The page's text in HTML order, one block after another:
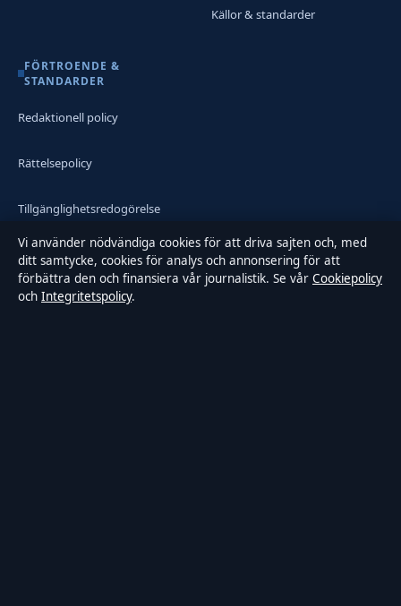
Källor & standarder
FÖRTROENDE &
STANDARDER
Redaktionell policy
Rättelsepolicy
Tillgänglighetsredogörelse
Integritetspolicy
Kändisar & integritet
Vi använder nödvändiga cookies för att driva sajten och, med
ditt samtycke, cookies för analys och annonsering för att
förbättra den och finansiera vår journalistik. Se vår Cookiepolicy
och Integritetspolicy.